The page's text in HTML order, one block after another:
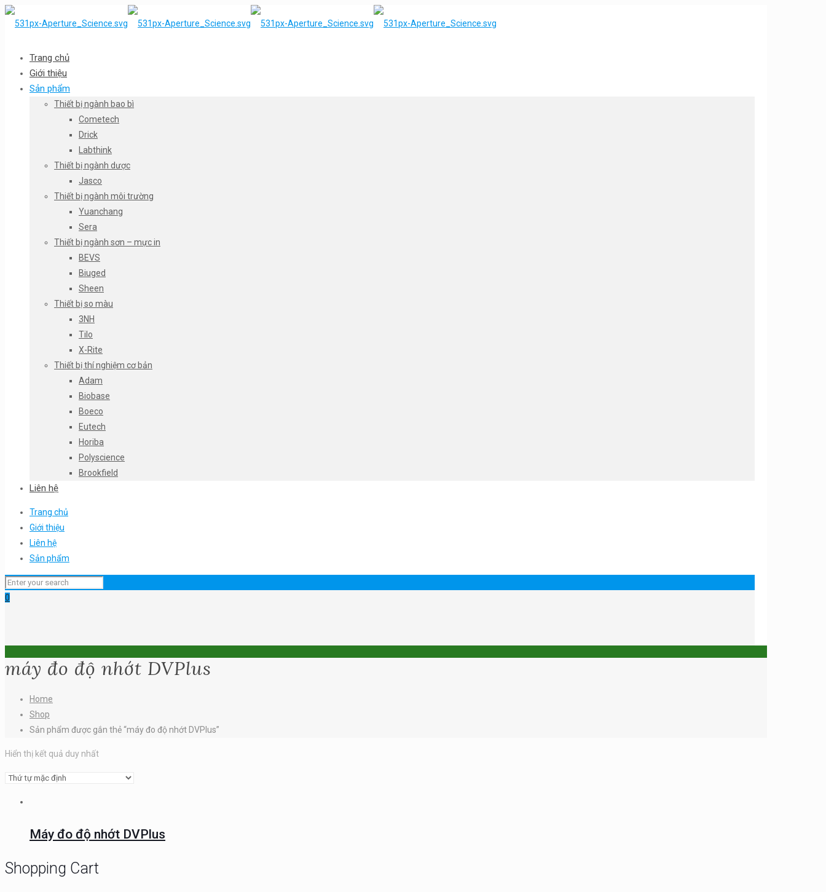
Trang chủ
Giới thiệu
Sản phẩm
Thiết bị ngành bao bì
Cometech
Drick
Labthink
Thiết bị ngành dược
Jasco
Thiết bị ngành môi trường
Yuanchang
Sera
Thiết bị ngành sơn – mực in
BEVS
Biuged
Sheen
Thiết bị so màu
3NH
Tilo
X-Rite
Thiết bị thí nghiệm cơ bản
Adam
Biobase
Boeco
Eutech
Horiba
Polyscience
Brookfield
Liên hệ
Trang chủ
Giới thiệu
Liên hệ
Sản phẩm
0
máy đo độ nhớt DVPlus
Home
Shop
Sản phẩm được gắn thẻ “máy đo độ nhớt DVPlus”
Hiển thị kết quả duy nhất
Máy đo độ nhớt DVPlus
Shopping Cart